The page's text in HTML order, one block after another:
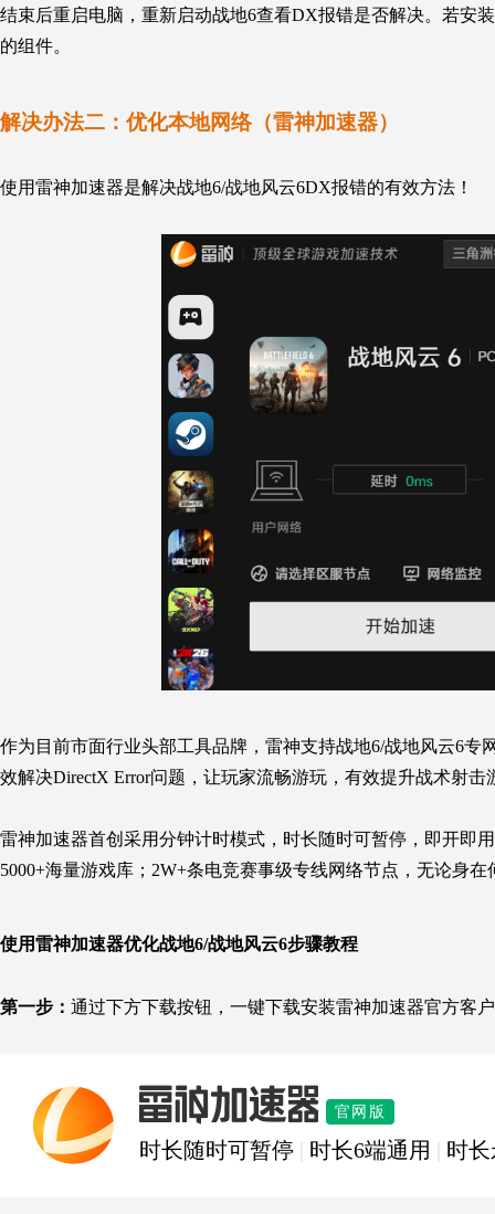
结束后重启电脑，重新启动战地6查看DX报错是否解决。若安
的组件。
解决办法二：优化本地网络（雷神加速器）
使用雷神加速器是解决战地6/战地风云6DX报错的有效方法！
作为目前市面行业头部工具品牌，雷神支持战地6/战地风云6专
效解决DirectX Error问题，让玩家流畅游玩，有效提升战术射击
雷神加速器首创采用分钟计时模式，时长随时可暂停，即开即
5000+海量游戏库；2W+条电竞赛事级专线网络节点，无论身
使用雷神加速器优化战地6/战地风云6步骤教程
第一步： 通过下方下载按钮，一键下载安装雷神加速器官方客
雷神加速器 官网版
时长随时可暂停 时长6端通用 时